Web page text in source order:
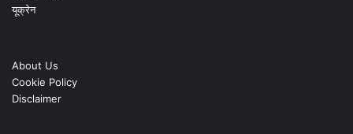
यूक्रेन
About Us
Cookie Policy
Disclaimer